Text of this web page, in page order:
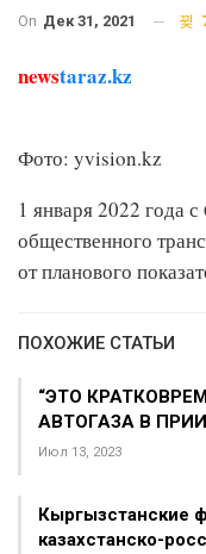
On Дек 31, 2021
newstaraz.kz
Фото: yvision.kz
1 января 2022 года
общественного
от планового
ПОХОЖИЕ СТАТЬИ
“ЭТО
АВТОГАЗА В
Июл 13, 2023
Кыргызстанские
казахстанско-